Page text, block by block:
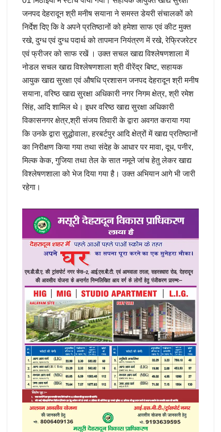
जनपद देहरादून श्री मनीष सयाना ने समस्त डेयरी संचालकों को
निर्देश दिए कि वे अपने प्रतिष्ठानों को हमेशा साफ एवं कीट मुक्त
रखे, दुग्ध एवं दुग्ध पदार्थ को तापमान नियंत्रण में रखे, रेफ्रिजरेटर
एवं फ्रीजर को साफ रखें । उक्त सचल खाद्य विश्लेषणशाला में
नोडल सचल खाद्य विश्लेषणशाला श्री वीरेंद्र बिष्ट, सहायक
आयुक खाद्य सुरक्षा एवं औषधि प्रशासन जनपद देहरादून श्री मनीष
सयाना, वरिष्ठ खाद्य सुरक्षा अधिकारी नगर निगम क्षेत्र, श्री रमेश
सिंह, आदि शामिल थे। इधर वरिष्ठ खाद्य सुरक्षा अधिकारी
विकासनगर क्षेत्र,श्री संजय तिवारी के द्वारा अवगत कराया गया
कि उनके द्वारा सुद्धोवाला, हरबर्टपुर आदि क्षेत्रों में खाद्य प्रतिष्ठानों
का निरीक्षण किया गया तथा संदेह के आधार पर मावा, दूध, पनीर,
मिल्क केक, गुजिया तथा तेल के सात नमूने जांच हेतु लेकर खाद्य
विश्लेषणशाला को भेज दिया गया है। उक्त अभियान आगे भी जारी
रहेगा।